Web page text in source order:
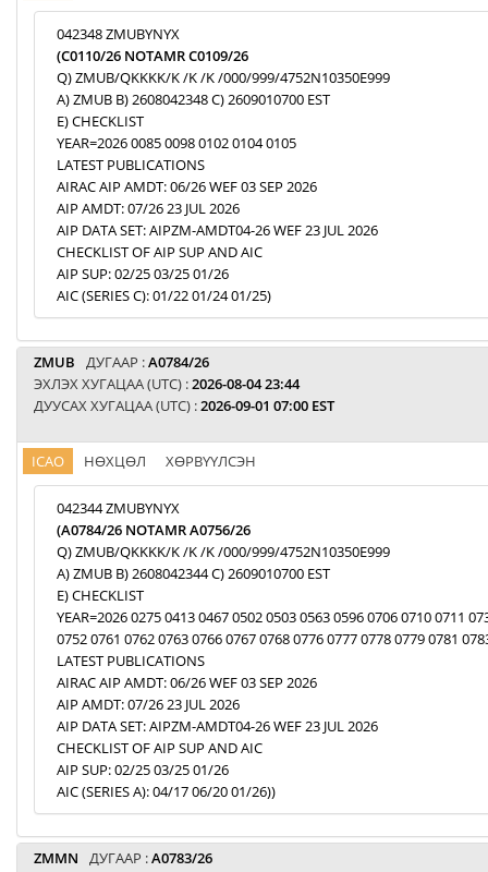
042348 ZMUBYNYX
(C0110/26 NOTAMR C0109/26
Q) ZMUB/QKKKK/K /K /K /000/999/4752N10350E999
A) ZMUB B) 2608042348 C) 2609010700 EST
E) CHECKLIST
YEAR=2026 0085 0098 0102 0104 0105
LATEST PUBLICATIONS
AIRAC AIP AMDT: 06/26 WEF 03 SEP 2026
AIP AMDT: 07/26 23 JUL 2026
AIP DATA SET: AIPZM-AMDT04-26 WEF 23 JUL 2026
CHECKLIST OF AIP SUP AND AIC
AIP SUP: 02/25 03/25 01/26
AIC (SERIES C): 01/22 01/24 01/25)
ZMUB ДУГААР :A0784/26
ЭХЛЭХ ХУГАЦАА (UTC) :2026-08-04 23:44
ДУУСАХ ХУГАЦАА (UTC) :2026-09-01 07:00 EST
ICAO НӨХЦӨЛ ХӨРВҮҮЛСЭН
042344 ZMUBYNYX
(A0784/26 NOTAMR A0756/26
Q) ZMUB/QKKKK/K /K /K /000/999/4752N10350E999
A) ZMUB B) 2608042344 C) 2609010700 EST
E) CHECKLIST
YEAR=2026 0275 0413 0467 0502 0503 0563 0596 0706 0710 0711
0752 0761 0762 0763 0766 0767 0768 0776 0777 0778 0779 0781
LATEST PUBLICATIONS
AIRAC AIP AMDT: 06/26 WEF 03 SEP 2026
AIP AMDT: 07/26 23 JUL 2026
AIP DATA SET: AIPZM-AMDT04-26 WEF 23 JUL 2026
CHECKLIST OF AIP SUP AND AIC
AIP SUP: 02/25 03/25 01/26
AIC (SERIES A): 04/17 06/20 01/26))
ZMMN ДУГААР :A0783/26